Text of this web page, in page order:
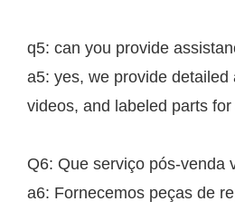
q5: can you provide
a5: yes, we provide detailed
videos, and labeled parts
Q6: Que serviço pós-venda
a6: Fornecemos peças de